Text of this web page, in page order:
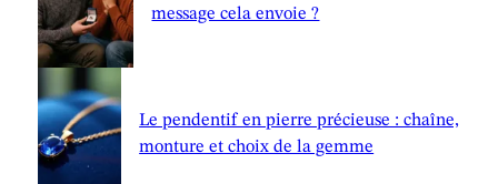
message cela envoie ?
Le pendentif en pierre précieuse : chaîne,
monture et choix de la gemme